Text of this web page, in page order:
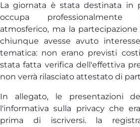
La giornata è stata destinata in
occupa
atmosferico, ma la
chiunque avesse avuto
tematica: non erano previsti
stata fatta verifica dell'effettiva
non verrà rilasciato attestato di
In allegato, le presentazioni
l'informativa sulla privacy che
prima di iscriversi. la